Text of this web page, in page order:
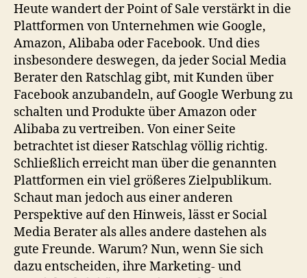
Heute wandert der Point of Sale verstärkt in die
Plattformen von Unternehmen wie Google,
Amazon, Alibaba oder Facebook. Und dies
insbesondere deswegen, da jeder Social Media
Berater den Ratschlag gibt, mit Kunden über
Facebook anzubandeln, auf Google Werbung zu
schalten und Produkte über Amazon oder
Alibaba zu vertreiben. Von einer Seite
betrachtet ist dieser Ratschlag völlig richtig.
Schließlich erreicht man über die genannten
Plattformen ein viel größeres Zielpublikum.
Schaut man jedoch aus einer anderen
Perspektive auf den Hinweis, lässt er Social
Media Berater als alles andere dastehen als
gute Freunde. Warum? Nun, wenn Sie sich
dazu entscheiden, ihre Marketing- und